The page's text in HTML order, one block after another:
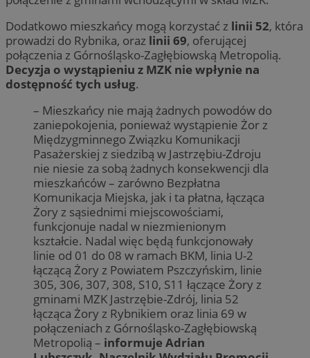
Dodatkowo mieszkańcy mogą korzystać z linii 52, która
prowadzi do Rybnika, oraz linii 69, oferującej
połączenia z Górnośląsko-Zagłębiowską Metropolią.
Decyzja o wystąpieniu z MZK nie wpłynie na
dostępność tych usług.
– Mieszkańcy nie mają żadnych powodów do
zaniepokojenia, ponieważ wystąpienie Żor z
Międzygminnego Związku Komunikacji
Pasażerskiej z siedzibą w Jastrzębiu-Zdroju
nie niesie za sobą żadnych konsekwencji dla
mieszkańców – zarówno Bezpłatna
Komunikacja Miejska, jak i ta płatna, łącząca
Żory z sąsiednimi miejscowościami,
funkcjonuje nadal w niezmienionym
kształcie. Nadal więc będą funkcjonowały
linie od 01 do 08 w ramach BKM, linia U-2
łączącą Żory z Powiatem Pszczyńskim, linie
305, 306, 307, 308, S10, S11 łączące Żory z
gminami MZK Jastrzębie-Zdrój, linia 52
łącząca Żory z Rybnikiem oraz linia 69 w
połączeniach z Górnośląsko-Zagłębiowską
Metropolią – informuje Adrian